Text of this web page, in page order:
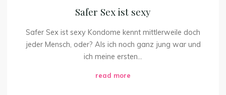
Safer Sex ist sexy
Safer Sex ist sexy Kondome kennt mittlerweile doch
jeder Mensch, oder? Als ich noch ganz jung war und
ich meine ersten...
read more